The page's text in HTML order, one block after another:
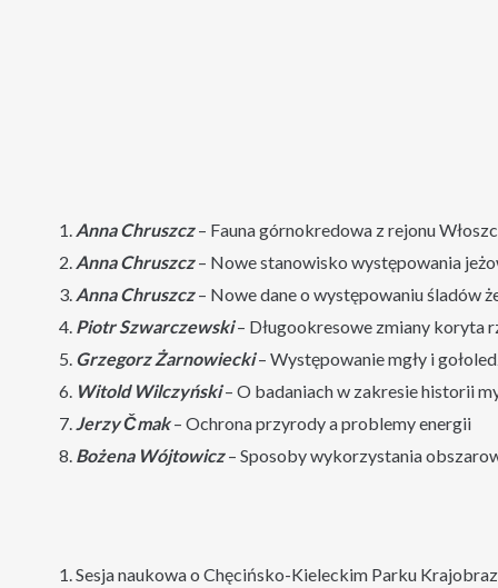
Anna Chruszcz– Fauna górnokredowa z rejonu
Anna Chruszcz– Nowe stanowisko występowania
Anna Chruszcz– Nowe dane o występowaniu śladów
Piotr Szwarczewski– Długookresowe zmiany koryta
Grzegorz Żarnowiecki– Występowanie mgły i
Witold Wilczyński– O badaniach w zakresie historii
Jerzy Čmak– Ochrona przyrody a problemy energii
Bożena Wójtowicz– Sposoby wykorzystania
Sesja naukowa o Chęcińsko-Kieleckim Parku